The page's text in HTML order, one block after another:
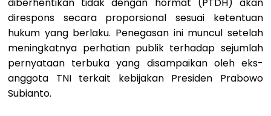
diberhentikan tidak dengan hormat (PTDH) akan
direspons secara proporsional sesuai ketentuan
hukum yang berlaku. Penegasan ini muncul setelah
meningkatnya perhatian publik terhadap sejumlah
pernyataan terbuka yang disampaikan oleh eks-
anggota TNI terkait kebijakan Presiden Prabowo
Subianto.